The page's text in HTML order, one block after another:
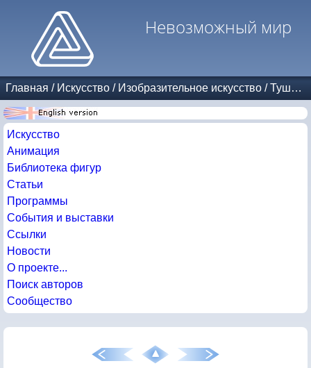
Невозможный мир
Главная / Искусство / Изобразительное искусство /Тушь и карандаш
Искусство
Анимация
Библиотека фигур
Статьи
Программы
События и выставки
Ссылки
Новости
О проекте...
Поиск авторов
Сообщество